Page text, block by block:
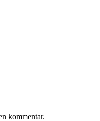
kommentar.